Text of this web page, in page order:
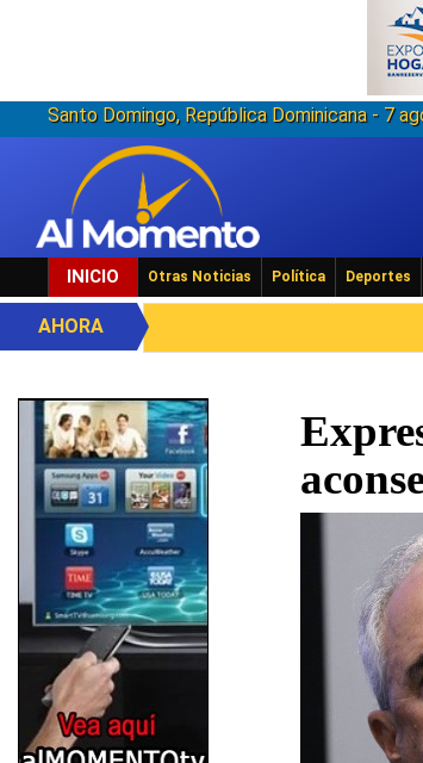
Santo Domingo, República Dominicana - 7
INICIO Otras Noticias Política Deportes
AHORA